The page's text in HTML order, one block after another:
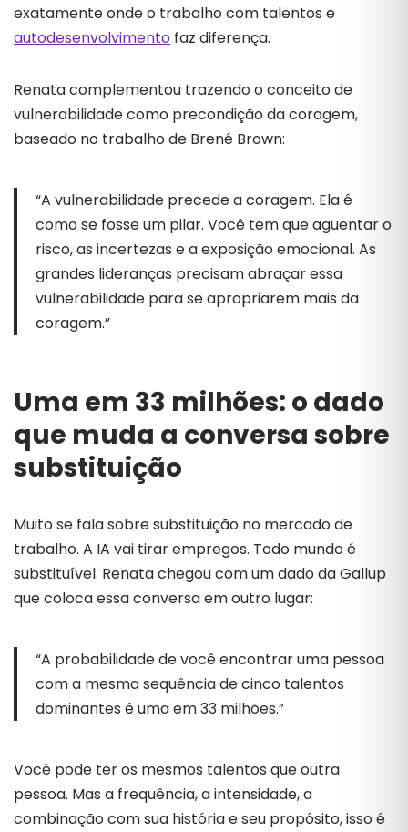
exatamente onde o trabalho com talentos e
autodesenvolvimento faz diferença.
Renata complementou trazendo o conceito de
vulnerabilidade como precondição da coragem,
baseado no trabalho de Brené Brown:
“A vulnerabilidade precede a coragem. Ela é
como se fosse um pilar. Você tem que aguentar o
risco, as incertezas e a exposição emocional. As
grandes lideranças precisam abraçar essa
vulnerabilidade para se apropriarem mais da
coragem.”
Uma em 33 milhões: o dado
que muda a conversa sobre
substituição
Muito se fala sobre substituição no mercado de
trabalho. A IA vai tirar empregos. Todo mundo é
substituível. Renata chegou com um dado da Gallup
que coloca essa conversa em outro lugar:
“A probabilidade de você encontrar uma pessoa
com a mesma sequência de cinco talentos
dominantes é uma em 33 milhões.”
Você pode ter os mesmos talentos que outra
pessoa. Mas a frequência, a intensidade, a
combinação com sua história e seu propósito, isso é